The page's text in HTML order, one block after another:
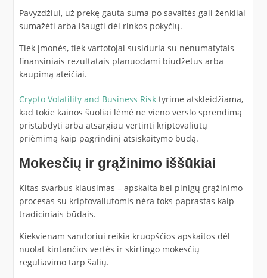
Pavyzdžiui, už prekę gauta suma po savaitės gali ženkliai
sumažėti arba išaugti dėl rinkos pokyčių.
Tiek įmonės, tiek vartotojai susiduria su nenumatytais
finansiniais rezultatais planuodami biudžetus arba
kaupimą ateičiai.
Crypto Volatility and Business Risktyrime atskleidžiama,
kad tokie kainos šuoliai lėmė ne vieno verslo sprendimą
pristabdyti arba atsargiau vertinti kriptovaliutų
priėmimą kaip pagrindinį atsiskaitymo būdą.
Mokesčių ir grąžinimo iššūkiai
Kitas svarbus klausimas – apskaita bei pinigų grąžinimo
procesas su kriptovaliutomis nėra toks paprastas kaip
tradiciniais būdais.
Kiekvienam sandoriui reikia kruopščios apskaitos dėl
nuolat kintančios vertės ir skirtingo mokesčių
reguliavimo tarp šalių.